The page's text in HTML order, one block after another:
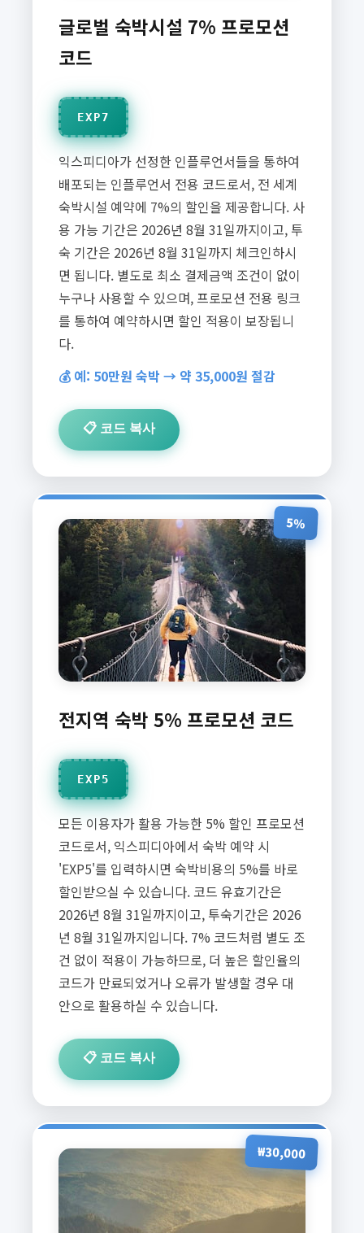
글로벌 숙박시설 7% 프로모션
코드
EXP7
익스피디아가 선정한 인플루언서들을 통하여
배포되는 인플루언서 전용 코드로서, 전 세계
숙박시설 예약에 7%의 할인을 제공합니다. 사
용 가능 기간은 2026년 8월 31일까지이고, 투
숙 기간은 2026년 8월 31일까지 체크인하시
면 됩니다. 별도로 최소 결제금액 조건이 없이
누구나 사용할 수 있으며, 프로모션 전용 링크
를 통하여 예약하시면 할인 적용이 보장됩니
다.
💰 예: 50만원 숙박 → 약 35,000원 절감
📋 코드 복사
5%
전지역 숙박 5% 프로모션 코드
EXP5
모든 이용자가 활용 가능한 5% 할인 프로모션
코드로서, 익스피디아에서 숙박 예약 시
'EXP5'를 입력하시면 숙박비용의 5%를 바로
할인받으실 수 있습니다. 코드 유효기간은
2026년 8월 31일까지이고, 투숙기간은 2026
년 8월 31일까지입니다. 7% 코드처럼 별도 조
건 없이 적용이 가능하므로, 더 높은 할인율의
코드가 만료되었거나 오류가 발생할 경우 대
안으로 활용하실 수 있습니다.
📋 코드 복사
₩30,000